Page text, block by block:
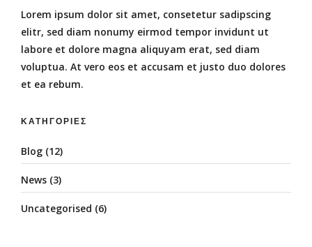
Lorem ipsum dolor sit amet, consetetur sadipscing
elitr, sed diam nonumy eirmod tempor invidunt ut
labore et dolore magna aliquyam erat, sed diam
voluptua. At vero eos et accusam et justo duo dolores
et ea rebum.
ΚΑΤΗΓΟΡΊΕΣ
Blog (12)
News (3)
Uncategorised (6)